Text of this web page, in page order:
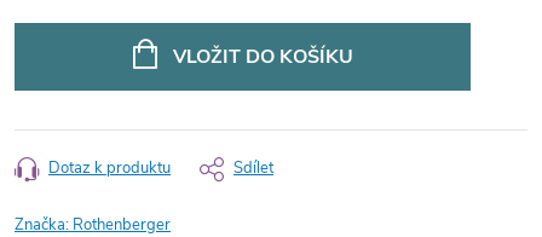
VLOŽIT DO KOŠÍKU
Dotaz k produktu Sdílet
Značka: Rothenberger